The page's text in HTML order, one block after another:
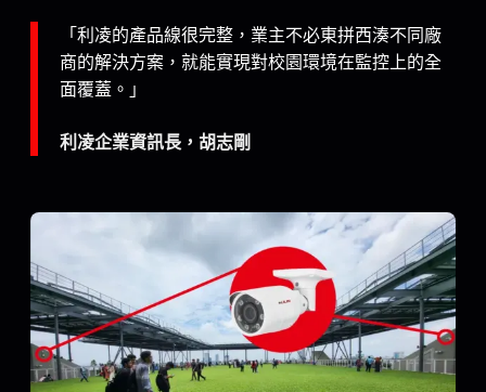
「利凌的產品線很完整，業主不必東拼西湊不同廠
商的解決方案，就能實現對校園環境在監控上的全
面覆蓋。」
利凌企業資訊長，胡志剛